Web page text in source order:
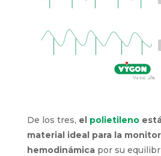
De los tres, el polietileno
material ideal para la
hemodinámicapor su